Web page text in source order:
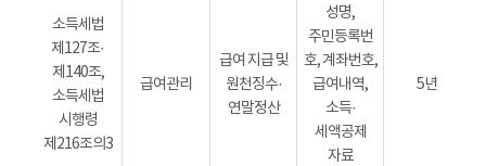
소득세법
제127조·
제140조,
소득세법
시행령
제216조의3
급여관리
급여 지급 및
원천징수·
연말정산
성명,
주민등록번
호, 계좌번호,
급여내역,
소득·
세액공제
자료
5년